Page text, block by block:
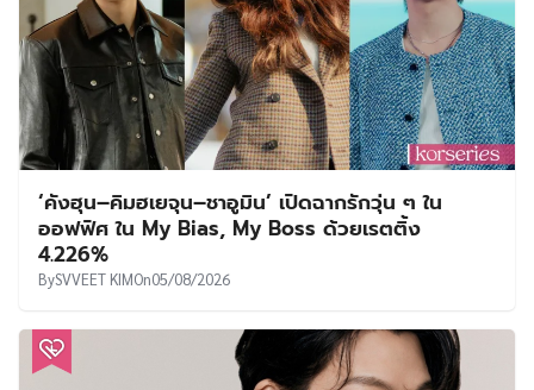
‘คังฮุน–คิมฮเยจุน–ชาอูมิน’ เปิดฉากรักวุ่น ๆ ใน
ออฟฟิศ ใน My Bias, My Boss ด้วยเรตติ้ง
4.226%
BySVVEET KIMOn05/08/2026